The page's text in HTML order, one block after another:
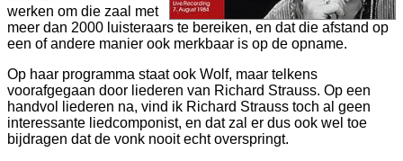
werken om die zaal met
meer dan 2000 luisteraars te bereiken, en dat die afstand op
een of andere manier ook merkbaar is op de opname.
Op haar programma staat ook Wolf, maar telkens
voorafgegaan door liederen van Richard Strauss. Op een
handvol liederen na, vind ik Richard Strauss toch al geen
interessante liedcomponist, en dat zal er dus ook wel toe
bijdragen dat de vonk nooit echt overspringt.